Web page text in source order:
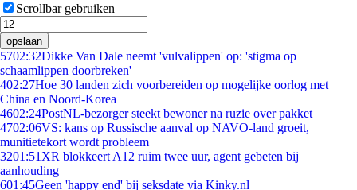
Scrollbar gebruiken
opslaan
5702:32Dikke Van Dale neemt 'vulvalippen' op: 'stigma op
schaamlippen doorbreken'
402:27Hoe 30 landen zich voorbereiden op mogelijke oorlog met
China en Noord-Korea
4602:24PostNL-bezorger steekt bewoner na ruzie over pakket
4702:06VS: kans op Russische aanval op NAVO-land groeit,
munitietekort wordt probleem
3201:51 XR blokkeert A12 ruim twee uur, agent gebeten bij
aanhouding
601:45Geen 'happy end' bij seksdate via Kinky.nl